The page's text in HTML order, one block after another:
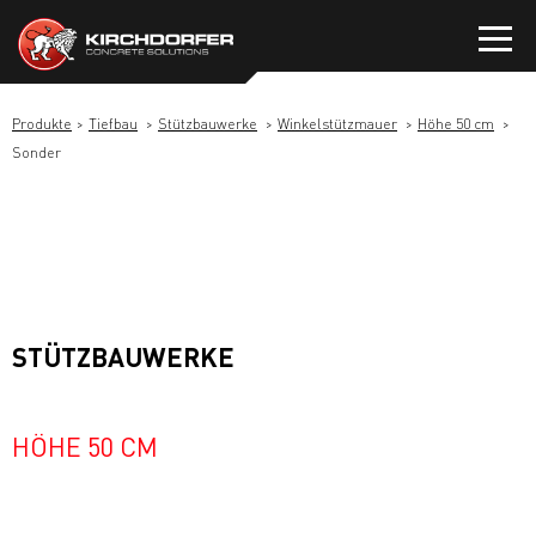
Inhalt
springen
Produkte Tiefbau Stützbauwerke Winkelstützmauer
Höhe 50 cm
Sonder
STÜTZBAUWERKE
HÖHE 50 CM